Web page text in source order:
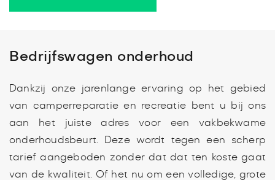
Bedrijfswagen onderhoud
Dankzij onze jarenlange ervaring op het gebied
van camperreparatie en recreatie bent u bij ons
aan het juiste adres voor een vakbekwame
onderhoudsbeurt. Deze wordt tegen een scherp
tarief aangeboden zonder dat dat ten koste gaat
van de kwaliteit. Of het nu om een volledige, grote